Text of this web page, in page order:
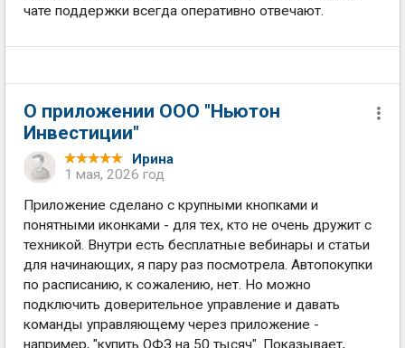
чате поддержки всегда оперативно отвечают.
О приложении ООО "Ньютон
Инвестиции"
Ирина
1 мая, 2026 год
Приложение сделано с крупными кнопками и
понятными иконками - для тех, кто не очень дружит с
техникой. Внутри есть бесплатные вебинары и статьи
для начинающих, я пару раз посмотрела. Автопокупки
по расписанию, к сожалению, нет. Но можно
подключить доверительное управление и давать
команды управляющему через приложение -
например, "купить ОФЗ на 50 тысяч". Показывает,